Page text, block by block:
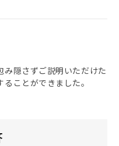
み隠さずご説明いただけた
ことができました。